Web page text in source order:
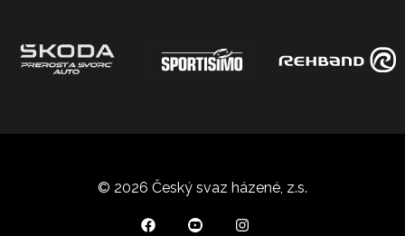
© 2026 Český svaz házené, z.s.